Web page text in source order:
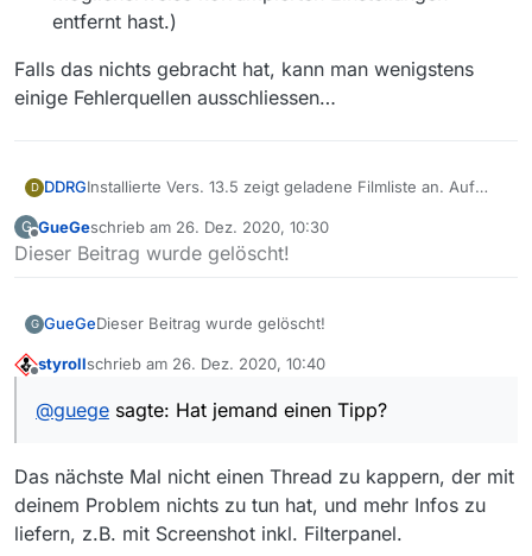
entfernt hast.)
Falls das nichts gebracht hat, kann man wenigstens
einige Fehlerquellen ausschliessen…
D DDRGInstallierte Vers. 13.5 zeigt geladene Filmliste an. Auf
angezeigter Filmliste. Download oder Abspielen
funktioniert.
nicht mehr geöffnet und es funktioniert nichts mehr.
G
Offline
GueGeschrieb am 26. Dez. 2020, 10:30
zuletzt editiert von
Dieser Beitrag wurde gelöscht!
G GueGeDieser Beitrag wurde gelöscht!
styrollschrieb am 26. Dez. 2020, 10:40
zuletzt editiert von
@guege sagte: Hat jemand einen Tipp?
Das nächste Mal nicht einen Thread zu kappern, der mit
deinem Problem nichts zu tun hat, und mehr Infos zu
liefern, z.B. mit Screenshot inkl. Filterpanel.